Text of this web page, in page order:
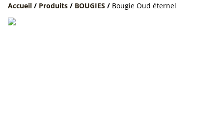
Accueil / Produits / BOUGIES / Bougie Oud éternel